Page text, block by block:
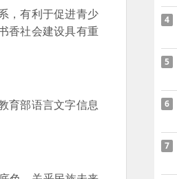
，有利于促进青少
香社会建设具有重
育部语言文字信息
4
5
6
7